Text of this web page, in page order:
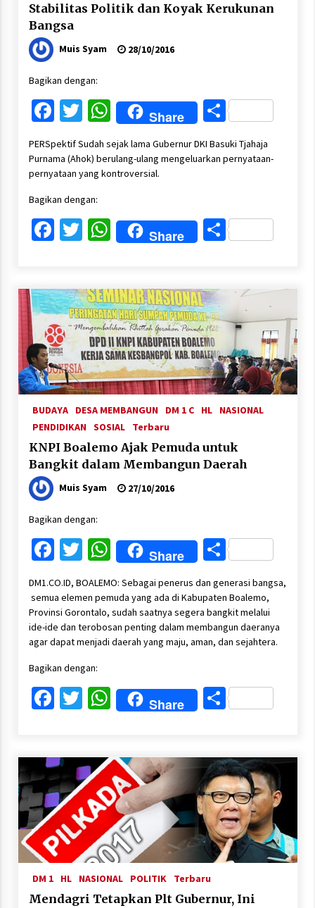
Stabilitas Politik dan Koyak Kerukunan
Bangsa
Muis Syam 28/10/2016
Bagikan dengan:
Facebook
Twitter
WhatsApp
Share Share
PERSpektif Sudah sejak lama Gubernur DKI Basuki Tjahaja
Purnama (Ahok) berulang-ulang mengeluarkan pernyataan-
pernyataan yang kontroversial.
Bagikan dengan:
Facebook
Twitter
WhatsApp
Share Share
BUDAYA DESA MEMBANGUN DM 1 C HL
NASIONAL
PENDIDIKAN SOSIAL Terbaru
KNPI Boalemo Ajak Pemuda untuk
Bangkit dalam Membangun Daerah
Muis Syam 27/10/2016
Bagikan dengan:
Facebook
Twitter
WhatsApp
Share Share
DM1.CO.ID, BOALEMO: Sebagai penerus dan generasi bangsa,
semua elemen pemuda yang ada di Kabupaten Boalemo,
Provinsi Gorontalo, sudah saatnya segera bangkit melalui
ide-ide dan terobosan penting dalam membangun daeranya
agar dapat menjadi daerah yang maju, aman, dan sejahtera.
Bagikan dengan:
Facebook
Twitter
WhatsApp
Share Share
DM 1 HL NASIONAL POLITIK Terbaru
Mendagri Tetapkan Plt Gubernur, Ini